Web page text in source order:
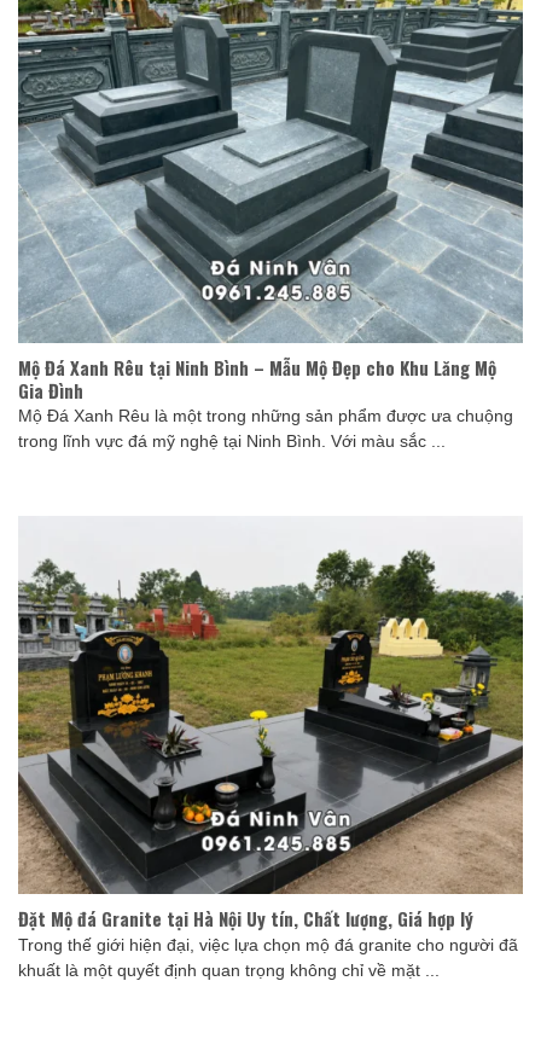
Mộ Đá Xanh Rêu tại Ninh Bình – Mẫu Mộ Đẹp cho Khu Lăng Mộ
Gia Đình
Mộ Đá Xanh Rêu là một trong những sản phẩm được ưa chuộng
trong lĩnh vực đá mỹ nghệ tại Ninh Bình. Với màu sắc ...
Đặt Mộ đá Granite tại Hà Nội Uy tín, Chất lượng, Giá hợp lý
Trong thế giới hiện đại, việc lựa chọn mộ đá granite cho người đã
khuất là một quyết định quan trọng không chỉ về mặt ...